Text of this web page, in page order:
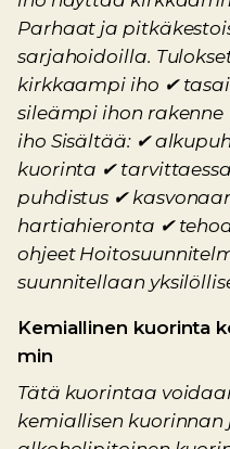
Parhaat ja
sarjahoidoilla.
kirkkaampi iho ✔
sileämpi ihon
iho Sisältää: ✔
kuorinta ✔
puhdistus ✔
hartiahieronta ✔
ohjeet
suunnitellaan
Kemiallinen kuorinta
min
Tätä kuorintaa
kemiallisen kuorinnan